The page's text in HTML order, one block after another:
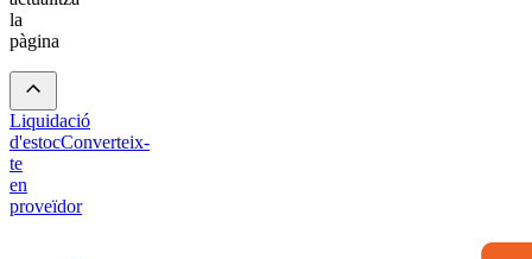
la
pàgina
Liquidació
d'estocConverteix-
te
en
proveïdor